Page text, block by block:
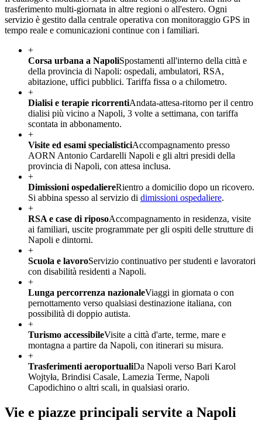
trasferimento multi-giornata in altre regioni o all'estero. Ogni
servizio è gestito dalla centrale operativa con monitoraggio GPS in
tempo reale e comunicazioni continue con i familiari.
+
Corsa urbana a NapoliSpostamenti all'interno della città e
della provincia di Napoli: ospedali, ambulatori, RSA,
abitazione, uffici pubblici. Tariffa fissa o a chilometro.
+
Dialisi e terapie ricorrentiAndata-attesa-ritorno per il centro
dialisi più vicino a Napoli, 3 volte a settimana, con tariffa
scontata in abbonamento.
+
Visite ed esami specialisticiAccompagnamento presso
AORN Antonio Cardarelli Napoli e gli altri presidi della
provincia di Napoli, con attesa inclusa.
+
Dimissioni ospedaliereRientro a domicilio dopo un ricovero.
Si abbina spesso al servizio di dimissioni ospedaliere.
+
RSA e case di riposoAccompagnamento in residenza, visite
ai familiari, uscite programmate per gli ospiti delle strutture di
Napoli e dintorni.
+
Scuola e lavoroServizio continuativo per studenti e lavoratori
con disabilità residenti a Napoli.
+
Lunga percorrenza nazionaleViaggi in giornata o con
pernottamento verso qualsiasi destinazione italiana, con
possibilità di doppio autista.
+
Turismo accessibileVisite a città d'arte, terme, mare e
montagna a partire da Napoli, con itinerari su misura.
+
Trasferimenti aeroportualiDa Napoli verso Bari Karol
Wojtyła, Brindisi Casale, Lamezia Terme, Napoli
Capodichino o altri scali, in qualsiasi orario.
Vie e piazze principali servite a Napoli